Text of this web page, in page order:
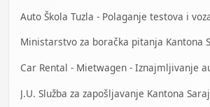
Auto Škola Tuzla - Polaganje testova i
Ministarstvo za boračka pitanja Kantona
J.U. Služba za zapošljavanje Kantona